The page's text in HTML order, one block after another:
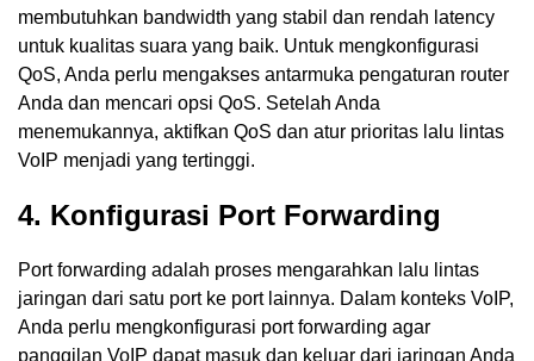
membutuhkan bandwidth yang stabil dan rendah latency
untuk kualitas suara yang baik. Untuk mengkonfigurasi
QoS, Anda perlu mengakses antarmuka pengaturan router
Anda dan mencari opsi QoS. Setelah Anda
menemukannya, aktifkan QoS dan atur prioritas lalu lintas
VoIP menjadi yang tertinggi.
4. Konfigurasi Port Forwarding
Port forwarding adalah proses mengarahkan lalu lintas
jaringan dari satu port ke port lainnya. Dalam konteks VoIP,
Anda perlu mengkonfigurasi port forwarding agar
panggilan VoIP dapat masuk dan keluar dari jaringan Anda